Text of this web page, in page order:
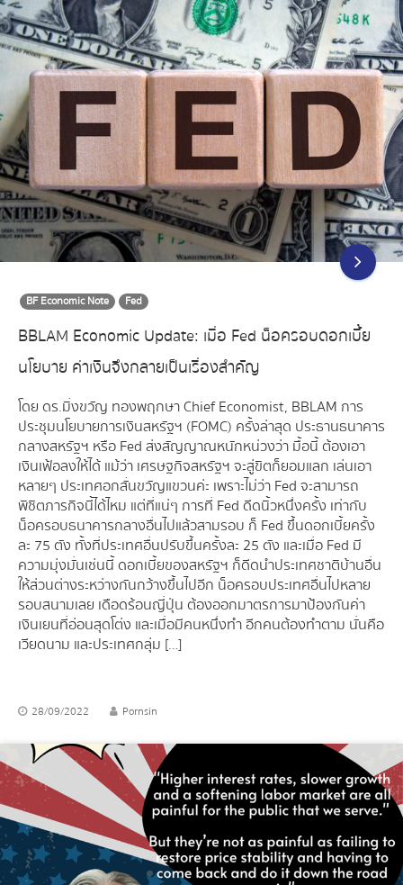
BF Economic Note Fed
BBLAM Economic Update: เมื่อ Fed น็อครอบดอกเบี้ย
นโยบาย ค่าเงินจึงกลายเป็นเรื่องสำคัญ
โดย ดร.มิ่งขวัญ ทองพฤกษา Chief Economist, BBLAM การ
ประชุมนโยบายการเงินสหรัฐฯ (FOMC) ครั้งล่าสุด ประธานธนาคาร
กลางสหรัฐฯ หรือ Fed ส่งสัญญาณหนักหน่วงว่า มื้อนี้ ต้องเอา
เงินเฟ้อลงให้ได้ แม้ว่า เศรษฐกิจสหรัฐฯ จะสู่ขิตก็ยอมแลก เล่นเอา
หลายๆ ประเทศอกสั่นขวัญแขวนค่ะ เพราะไม่ว่า Fed จะสามารถ
พิชิตภารกิจนี้ได้ไหม แต่ที่แน่ๆ การที่ Fed ดีดนิ้วหนึ่งครั้ง เท่ากับ
น็อครอบธนาคารกลางอื่นไปแล้วสามรอบ ก็ Fed ขึ้นดอกเบี้ยครั้ง
ละ 75 ตัง ทั้งที่ประเทศอื่นปรับขึ้นครั้งละ 25 ตัง และเมื่อ Fed มี
ความมุ่งมั่นเช่นนี้ ดอกเบี้ยของสหรัฐฯ ก็ดีดนำประเทศชาติบ้านอื่น
ให้ส่วนต่างระหว่างกันกว้างขึ้นไปอีก น็อครอบประเทศอื่นไปหลาย
รอบสนามเลย เดือดร้อนญี่ปุ่น ต้องออกมาตรการมาป้องกันค่า
เงินเยนที่อ่อนสุดโต่ง และเมื่อมีคนหนึ่งทำ อีกคนต้องทำตาม นั่นคือ
เวียดนาม และประเทศกลุ่ม […]
28/09/2022 Pornsin